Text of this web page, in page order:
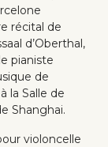
récital de
d’Oberthal,
pianiste
de
la Salle de
Shanghai.
violoncelle